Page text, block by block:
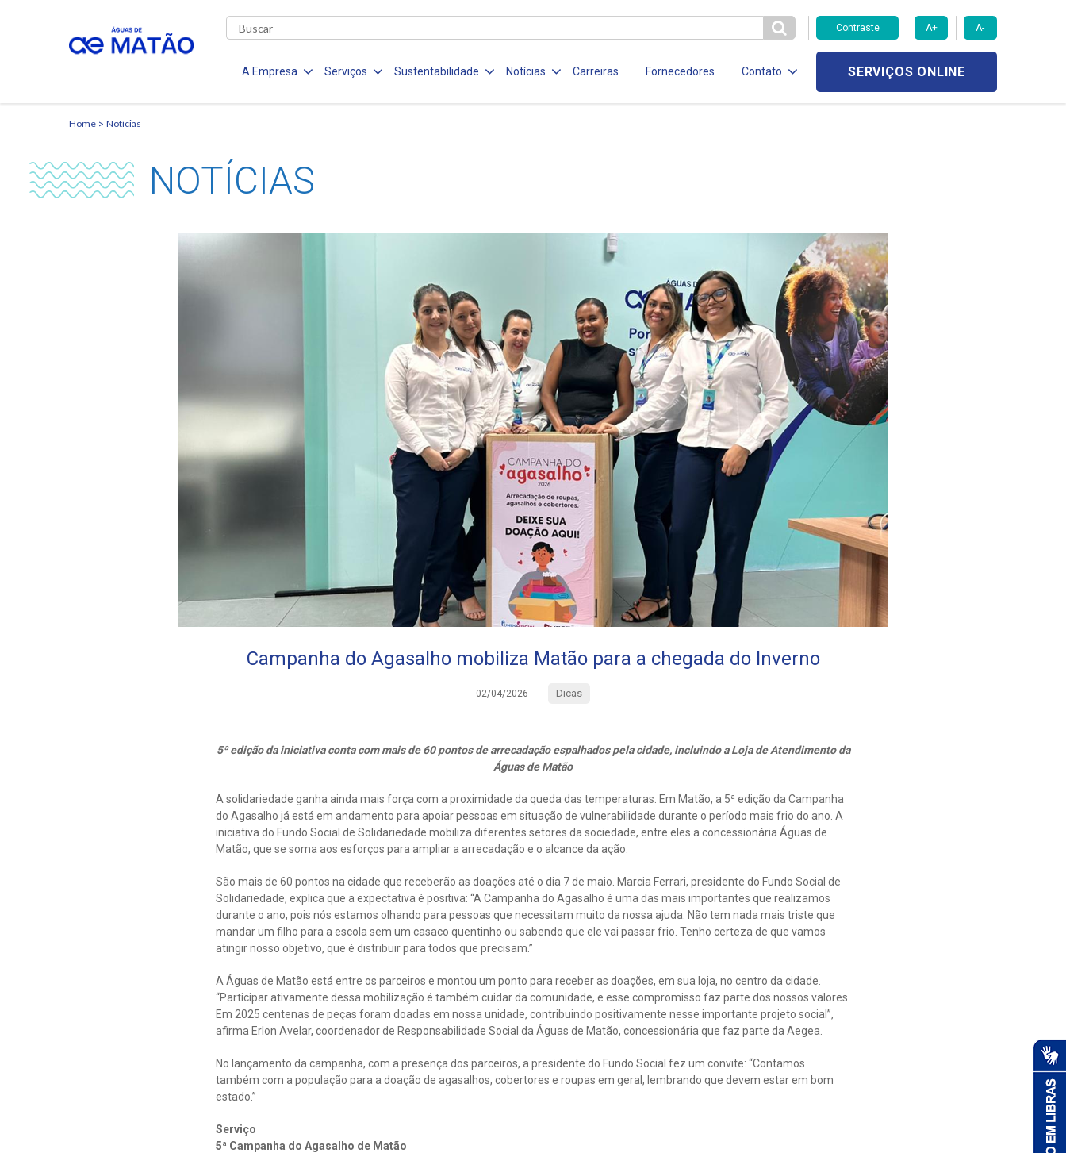
Contraste A+ A-
A Empresa Serviços Sustentabilidade Notícias Carreiras Fornecedores Contato SERVIÇOS ONLINE
Home Notícias
NOTÍCIAS
Campanha do Agasalho mobiliza Matão para a chegada do Inverno
02/04/2026 Dicas
5ª edição da iniciativa conta com mais de 60 pontos de arrecadação espalhados pela cidade, incluindo a Loja de Atendimento da
Águas de Matão
A solidariedade ganha ainda mais força com a proximidade da queda das temperaturas. Em Matão, a 5ª edição da Campanha
do Agasalho já está em andamento para apoiar pessoas em situação de vulnerabilidade durante o período mais frio do ano. A
iniciativa do Fundo Social de Solidariedade mobiliza diferentes setores da sociedade, entre eles a concessionária Águas de
Matão, que se soma aos esforços para ampliar a arrecadação e o alcance da ação.
São mais de 60 pontos na cidade que receberão as doações até o dia 7 de maio. Marcia Ferrari, presidente do Fundo Social de
Solidariedade, explica que a expectativa é positiva: “A Campanha do Agasalho é uma das mais importantes que realizamos
durante o ano, pois nós estamos olhando para pessoas que necessitam muito da nossa ajuda. Não tem nada mais triste que
mandar um filho para a escola sem um casaco quentinho ou sabendo que ele vai passar frio. Tenho certeza de que vamos
atingir nosso objetivo, que é distribuir para todos que precisam.”
A Águas de Matão está entre os parceiros e montou um ponto para receber as doações, em sua loja, no centro da cidade.
“Participar ativamente dessa mobilização é também cuidar da comunidade, e esse compromisso faz parte dos nossos valores.
Em 2025 centenas de peças foram doadas em nossa unidade, contribuindo positivamente nesse importante projeto social”,
afirma Erlon Avelar, coordenador de Responsabilidade Social da Águas de Matão, concessionária que faz parte da Aegea.
No lançamento da campanha, com a presença dos parceiros, a presidente do Fundo Social fez um convite: “Contamos
também com a população para a doação de agasalhos, cobertores e roupas em geral, lembrando que devem estar em bom
estado.”
Serviço
5ª Campanha do Agasalho de Matão